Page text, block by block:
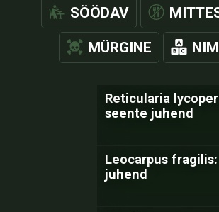
SÖÖDAV
MÜRGINE
Reticularia
seente juhend
Leocarpus
juhend